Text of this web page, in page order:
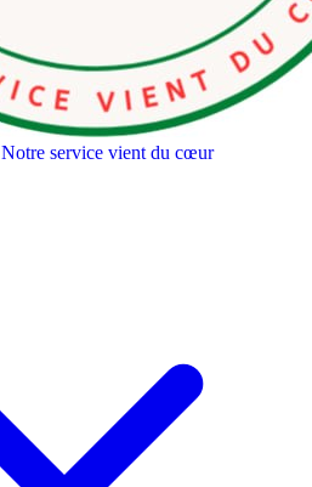
Notre service vient du cœur